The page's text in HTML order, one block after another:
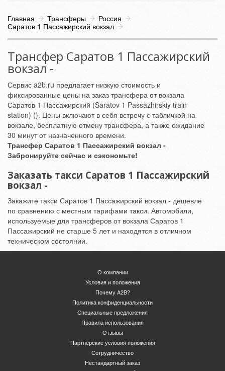
Главная Трансферы
Россия
Саратов 1 Пассажирский вокзал
Трансфер Саратов 1 Пассажирский
вокзал -
Сервис a2b.ru предлагает низкую стоимость и
фиксированные цены на заказ трансфера от вокзала
Саратов 1 Пассажирский (Saratov 1 Passazhirskiy train
station) (). Цены включают в себя встречу с табличкой на
вокзале, бесплатную отмену трансфера, а также ожидание
30 минут от назначенного времени.
Трансфер Саратов 1 Пассажирский вокзал -
Забронируйте сейчас и сэкономьте!
Заказать такси Саратов 1 Пассажирский
вокзал -
Закажите такси Саратов 1 Пассажирский вокзал - дешевле
по сравнению с местным тарифами такси. Автомобили,
используемые для трансферов от вокзала Саратов 1
Пассажирский не старше 5 лет и находятся в отличном
техническом состоянии.
О компании
Условия и положения
Почему A2B?
Политика конфиденциальности
Специальные предложения
Правила использования
Отзывы
Партнерские условия положения
Сотрудничество
Нестандартный заказ